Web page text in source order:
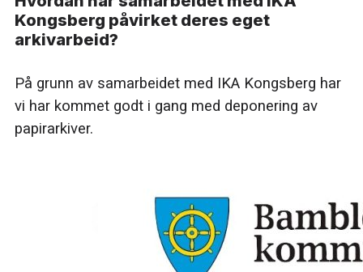
Kongsberg påvirket deres eget
arkivarbeid?
På grunn av samarbeidet med IKA Kongsberg har
vi har kommet godt i gang med deponering av
papirarkiver.